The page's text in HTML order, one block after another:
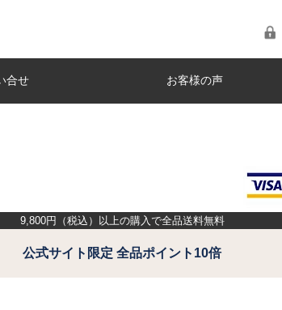
合せ お客様の声
9,800円（税込）以上の購入で全品送料無料
公式サイト限定 全品ポイント10倍